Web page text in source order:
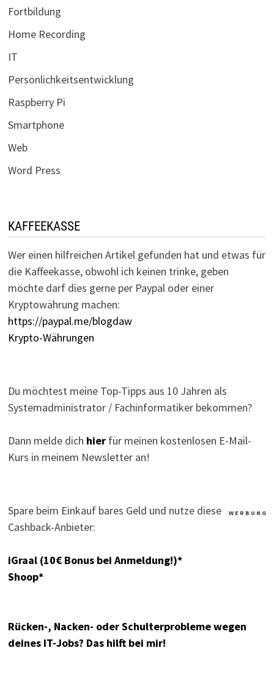
Fortbildung
Home Recording
IT
Persönlichkeitsentwicklung
Raspberry Pi
Smartphone
Web
Word Press
KAFFEEKASSE
Wer einen hilfreichen Artikel gefunden hat und etwas für
die Kaffeekasse, obwohl ich keinen trinke, geben
möchte darf dies gerne per Paypal oder einer
Kryptowährung machen:
https://paypal.me/blogdaw
Krypto-Währungen
Du möchtest meine Top-Tipps aus 10 Jahren als
Systemadministrator / Fachinformatiker bekommen?
Dann melde dich hierfür meinen kostenlosen E-Mail-
Kurs in meinem Newsletter an!
W E R B U N G
Spare beim Einkauf bares Geld und nutze diese
Cashback-Anbieter:
iGraal (10€ Bonus bei Anmeldung!)*
Shoop*
Rücken-, Nacken- oder Schulterprobleme wegen
deines IT-Jobs? Das hilft bei mir!